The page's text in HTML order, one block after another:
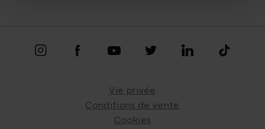
Vie privée
Conditions de vente
Cookies